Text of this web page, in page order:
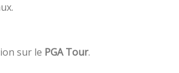
sur le PGA Tour.